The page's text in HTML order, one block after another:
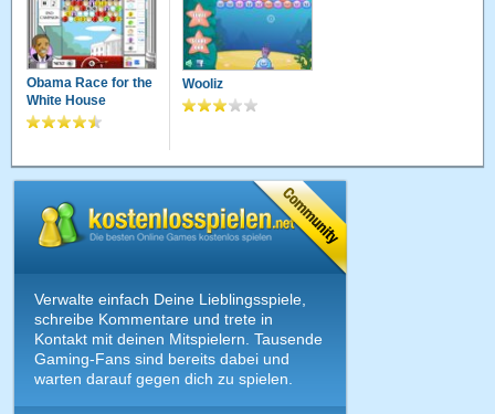
Obama Race for the
White House
Wooliz
Verwalte einfach Deine Lieblingsspiele,
schreibe Kommentare und trete in
Kontakt mit deinen Mitspielern. Tausende
Gaming-Fans sind bereits dabei und
warten darauf gegen dich zu spielen.